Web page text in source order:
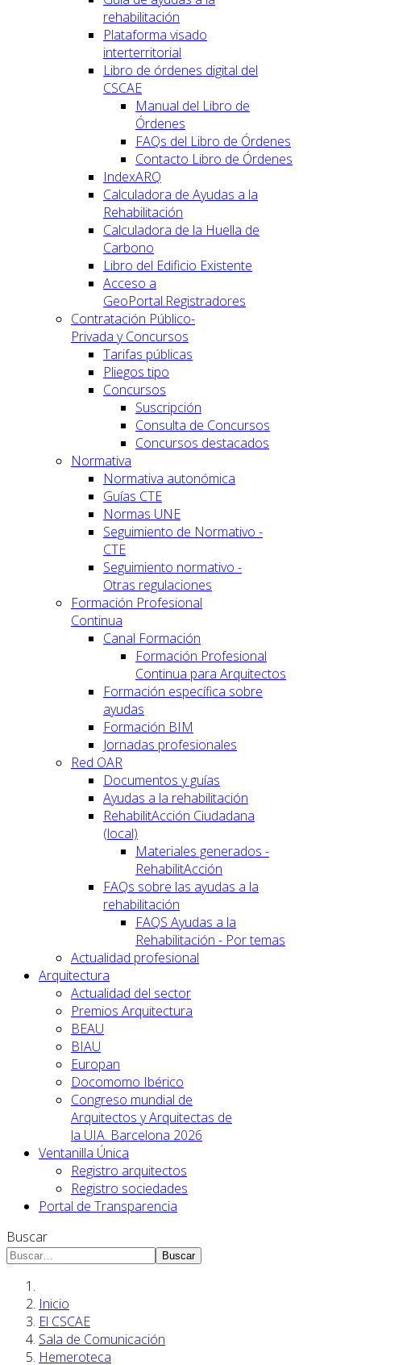
rehabilitación
Plataforma visado
interterritorial
Libro de órdenes digital del
CSCAE
Manual del Libro de
Órdenes
FAQs del Libro de Órdenes
Contacto Libro de Órdenes
IndexARQ
Calculadora de Ayudas a la
Rehabilitación
Calculadora de la Huella de
Carbono
Libro del Edificio Existente
Acceso a
GeoPortal.Registradores
Contratación Público-
Privada y Concursos
Tarifas públicas
Pliegos tipo
Concursos
Suscripción
Consulta de Concursos
Concursos destacados
Normativa
Normativa autonómica
Guías CTE
Normas UNE
Seguimiento de Normativo -
CTE
Seguimiento normativo -
Otras regulaciones
Formación Profesional
Continua
Canal Formación
Formación Profesional
Continua para Arquitectos
Formación específica sobre
ayudas
Formación BIM
Jornadas profesionales
Red OAR
Documentos y guías
Ayudas a la rehabilitación
RehabilitAcción Ciudadana
(local)
Materiales generados -
RehabilitAcción
FAQs sobre las ayudas a la
rehabilitación
FAQS Ayudas a la
Rehabilitación - Por temas
Actualidad profesional
Arquitectura
Actualidad del sector
Premios Arquitectura
BEAU
BIAU
Europan
Docomomo Ibérico
Congreso mundial de
Arquitectos y Arquitectas de
la UIA. Barcelona 2026
Ventanilla Única
Registro arquitectos
Registro sociedades
Portal de Transparencia
Buscar
Buscar
Inicio
El CSCAE
Sala de Comunicación
Hemeroteca